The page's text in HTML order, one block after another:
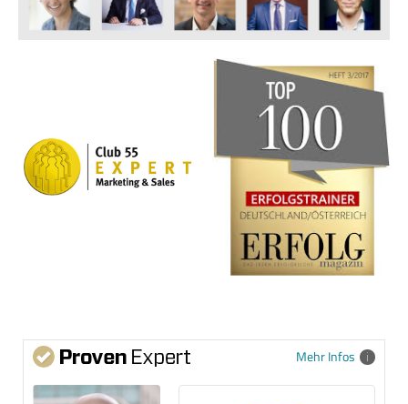
Mehr Infos